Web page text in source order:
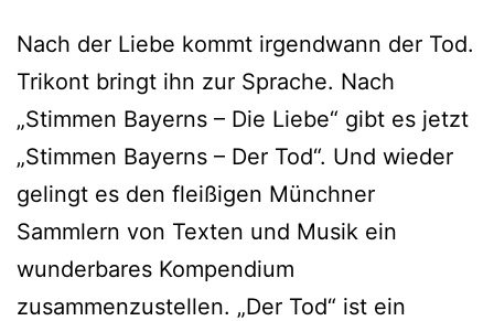
Nach der Liebe kommt irgendwann der Tod.
Trikont bringt ihn zur Sprache. Nach
„Stimmen Bayerns – Die Liebe“ gibt es jetzt
„Stimmen Bayerns – Der Tod“. Und wieder
gelingt es den fleißigen Münchner
Sammlern von Texten und Musik ein
wunderbares Kompendium
zusammenzustellen. „Der Tod“ ist ein